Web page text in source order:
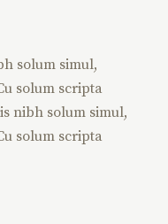
solum simul,
solum scripta
nibh solum simul,
solum scripta